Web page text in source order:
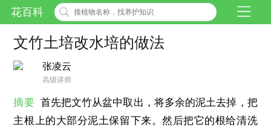
花百科
文竹土培改水培的做法
张凌云
高级讲师
摘要 首先把文竹从盆中取出，将多余的泥土去掉，把
主根上的大部分泥土保留下来。然后把它的根给清洗